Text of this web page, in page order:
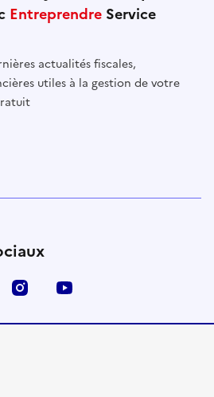
Entreprendre Service
actualités fiscales,
utiles à la gestion de votre
Linkedin Instagram